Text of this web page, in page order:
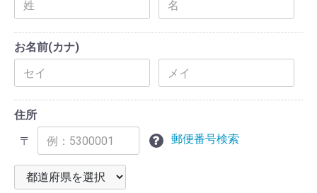
お名前(カナ)
住所
〒
郵便番号検索